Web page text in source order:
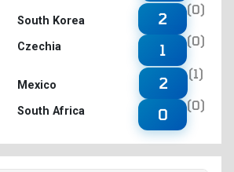
South Korea
Czechia
2
(0)
1
(0)
Mexico
South Africa
2
(1)
0
(0)